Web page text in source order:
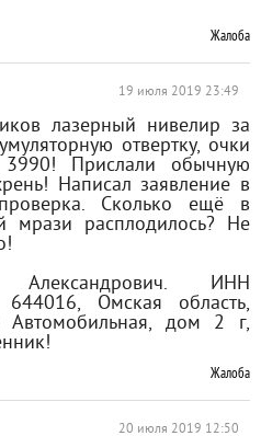
Жалоба
19 июля 2019 23:49
лазерный нивелир за
отвертку, очки
Прислали обычную
Написал заявление в
Сколько ещё в
мрази расплодилось? Не
Александрович. ИНН
Омская область,
дом 2 г,
Жалоба
20 июля 2019 12:50